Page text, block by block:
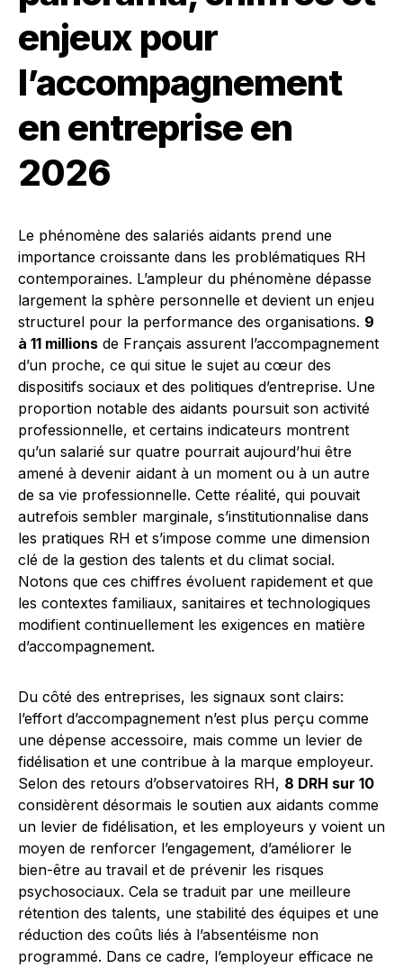
enjeux pour
l’accompagnement
en entreprise en
2026
Le phénomène des salariés aidants prend une
importance croissante dans les problématiques RH
contemporaines. L’ampleur du phénomène dépasse
largement la sphère personnelle et devient un enjeu
structurel pour la performance des organisations. 9
à 11 millions de Français assurent l’accompagnement
d’un proche, ce qui situe le sujet au cœur des
dispositifs sociaux et des politiques d’entreprise. Une
proportion notable des aidants poursuit son activité
professionnelle, et certains indicateurs montrent
qu’un salarié sur quatre pourrait aujourd’hui être
amené à devenir aidant à un moment ou à un autre
de sa vie professionnelle. Cette réalité, qui pouvait
autrefois sembler marginale, s’institutionnalise dans
les pratiques RH et s’impose comme une dimension
clé de la gestion des talents et du climat social.
Notons que ces chiffres évoluent rapidement et que
les contextes familiaux, sanitaires et technologiques
modifient continuellement les exigences en matière
d’accompagnement.
Du côté des entreprises, les signaux sont clairs:
l’effort d’accompagnement n’est plus perçu comme
une dépense accessoire, mais comme un levier de
fidélisation et une contribue à la marque employeur.
Selon des retours d’observatoires RH, 8 DRH sur 10
considèrent désormais le soutien aux aidants comme
un levier de fidélisation, et les employeurs y voient un
moyen de renforcer l’engagement, d’améliorer le
bien-être au travail et de prévenir les risques
psychosociaux. Cela se traduit par une meilleure
rétention des talents, une stabilité des équipes et une
réduction des coûts liés à l’absentéisme non
programmé. Dans ce cadre, l’employeur efficace ne